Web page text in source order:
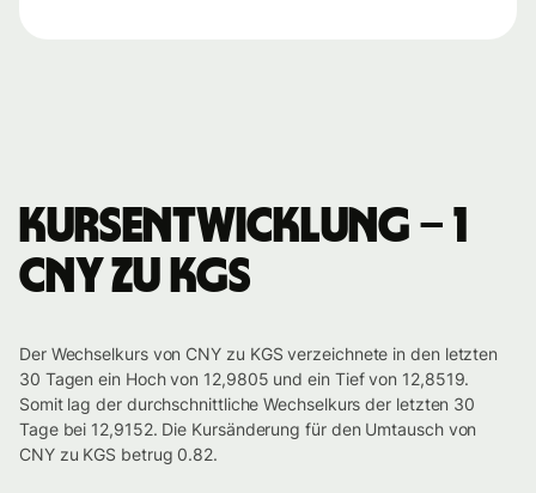
Kursentwicklung – 1
CNY zu KGS
Der Wechselkurs von CNY zu KGS verzeichnete in den letzten
30 Tagen ein Hoch von 12,9805 und ein Tief von 12,8519.
Somit lag der durchschnittliche Wechselkurs der letzten 30
Tage bei 12,9152. Die Kursänderung für den Umtausch von
CNY zu KGS betrug 0.82.